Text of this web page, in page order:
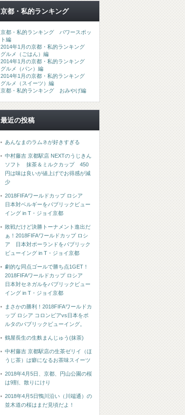
京都・私的ランキング
京都・私的ランキング パワースポッ
ト編
2014年1月の京都・私的ランキング
グルメ（ごはん）編
2014年1月の京都・私的ランキング
グルメ（パン）編
2014年1月の京都・私的ランキング
グルメ（スイーツ）編
京都・私的ランキング おみやげ編
最近の投稿
あんなまのラムネが好きすぎる
中村藤吉 京都駅店 NEXTのうじきん
ソフト 抹茶＆ミルクカップ 450
円は味は良いが値上げでお得感が減
少
2018FIFAワールドカップ ロシア
日本対ベルギーをパブリックビュー
イング in T・ジョイ京都
敗戦だけど決勝トーナメント進出だ
ぁ！2018FIFAワールドカップ ロシ
ア 日本対ポーランドをパブリック
ビューイング in T・ジョイ京都
劇的な同点ゴールで勝ち点1GET！
2018FIFAワールドカップ ロシア
日本対セネガルをパブリックビュー
イング in T・ジョイ京都
まさかの勝利！2018FIFAワールドカ
ップ ロシア コロンビアvs日本をポ
ルタのパブリックビューイング。
鶴屋長生の生麩まんじゅう(抹茶)
中村藤吉 京都駅店の生茶ゼリイ（ほ
うじ茶）は癖になるお茶味スイーツ
2018年4月5日、京都、円山公園の桜
は9割、散りにけり
2018年4月5日鴨川沿い（川端通）の
並木道の桜はまだ見頃だよ！